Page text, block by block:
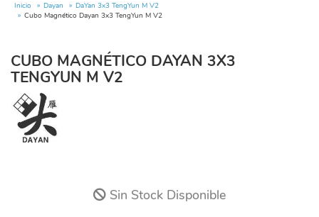
Inicio Dayan
DaYan 3x3 TengYun M V2
Cubo Magnético Dayan 3x3 TengYun M V2
CUBO MAGNÉTICO DAYAN 3X3
TENGYUN M V2
Sin Stock Disponible